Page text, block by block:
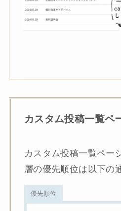
カスタム投稿一覧ペ
カスタム投稿一覧ペー
層の優先順位は以下の
優先順位